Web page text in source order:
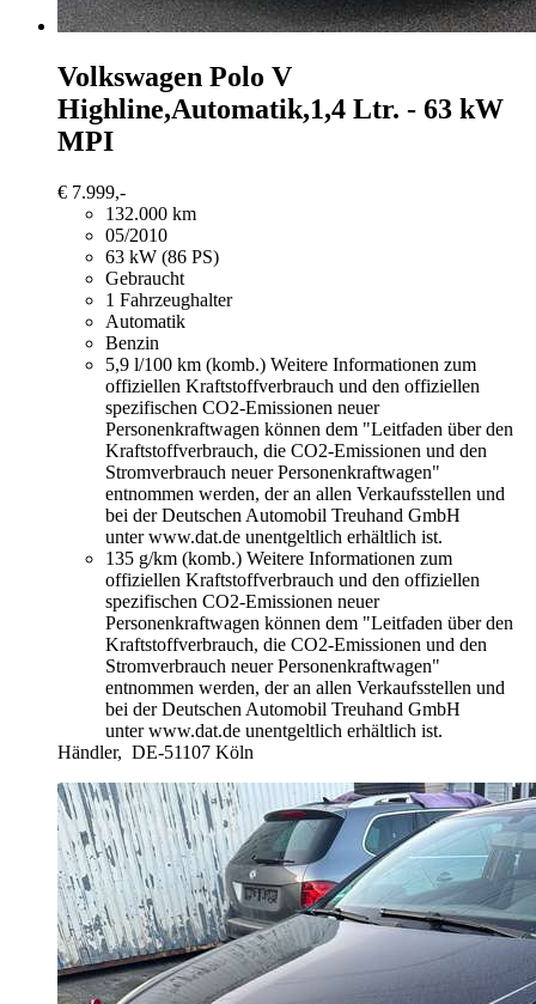
Volkswagen Polo V
Highline,Automatik,1,4 Ltr. - 63 kW
MPI
€ 7.999,-
132.000 km
05/2010
63 kW (86 PS)
Gebraucht
1 Fahrzeughalter
Automatik
Benzin
5,9 l/100 km (komb.) Weitere Informationen zum
offiziellen Kraftstoffverbrauch und den offiziellen
spezifischen CO2-Emissionen neuer
Personenkraftwagen können dem "Leitfaden über den
Kraftstoffverbrauch, die CO2-Emissionen und den
Stromverbrauch neuer Personenkraftwagen"
entnommen werden, der an allen Verkaufsstellen und
bei der Deutschen Automobil Treuhand GmbH
unter www.dat.de unentgeltlich erhältlich ist.
135 g/km (komb.) Weitere Informationen zum
offiziellen Kraftstoffverbrauch und den offiziellen
spezifischen CO2-Emissionen neuer
Personenkraftwagen können dem "Leitfaden über den
Kraftstoffverbrauch, die CO2-Emissionen und den
Stromverbrauch neuer Personenkraftwagen"
entnommen werden, der an allen Verkaufsstellen und
bei der Deutschen Automobil Treuhand GmbH
unter www.dat.de unentgeltlich erhältlich ist.
Händler, DE-51107 Köln